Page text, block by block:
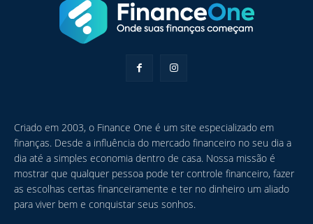
Criado em 2003, o Finance One é um site especializado em
finanças. Desde a influência do mercado financeiro no seu dia a
dia até a simples economia dentro de casa. Nossa missão é
mostrar que qualquer pessoa pode ter controle financeiro, fazer
as escolhas certas financeiramente e ter no dinheiro um aliado
para viver bem e conquistar seus sonhos.